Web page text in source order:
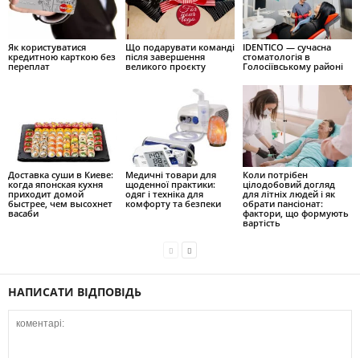
Як користуватися
кредитною карткою без
переплат
Що подарувати команді
після завершення
великого проєкту
IDENTICO — сучасна
стоматологія в
Голосіївському районі
Доставка суши в Киеве:
когда японская кухня
приходит домой
быстрее, чем высохнет
васаби
Медичні товари для
щоденної практики:
одяг і техніка для
комфорту та безпеки
Коли потрібен
цілодобовий догляд
для літніх людей і як
обрати пансіонат:
фактори, що формують
вартість
НАПИСАТИ ВІДПОВІДЬ